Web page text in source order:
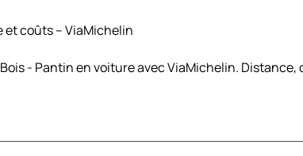
coûts – ViaMichelin
- Pantin en voiture avec ViaMichelin.